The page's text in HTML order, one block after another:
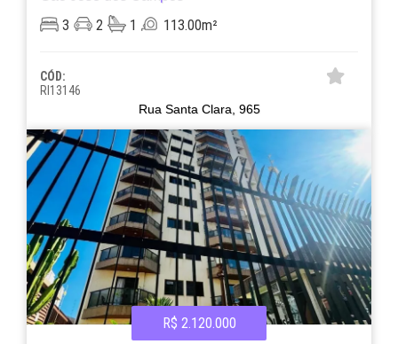
3 2 1 113.00m²
CÓD:
RI13146
Rua Santa Clara, 965
R$ 2.120.000